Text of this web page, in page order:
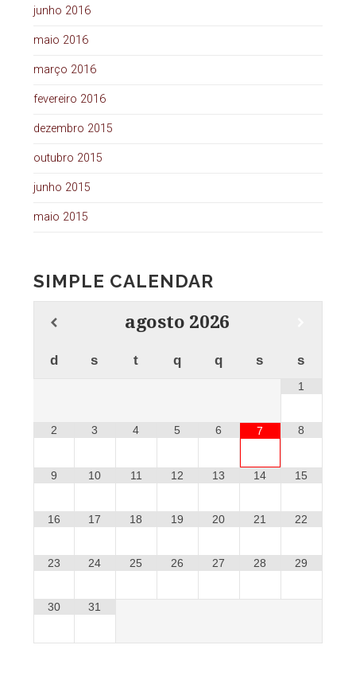
junho 2016
maio 2016
março 2016
fevereiro 2016
dezembro 2015
outubro 2015
junho 2015
maio 2015
SIMPLE CALENDAR
agosto 2026
d s t q q s s
1
2 3 4 5 6 7 8
9 10 11 12 13 14 15
16 17 18 19 20 21 22
23 24 25 26 27 28 29
30 31